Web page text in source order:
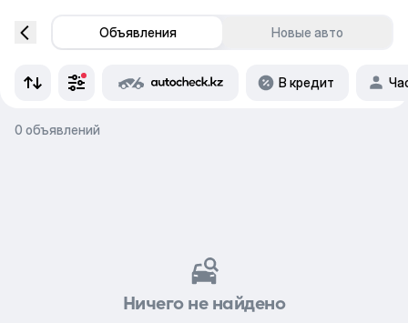
Объявления Новые авто
В кредит
0 объявлений
Ничего не найдено